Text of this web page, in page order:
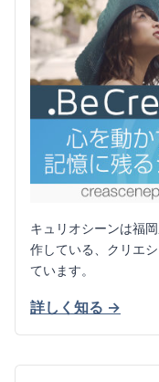
キュリオシーンは福
作している、クリエ
ています。
詳しく知る →